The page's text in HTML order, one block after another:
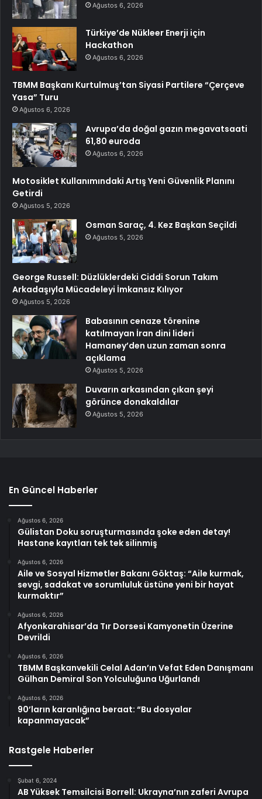
Ağustos 6, 2026
Türkiye’de Nükleer Enerji için
Hackathon
Ağustos 6, 2026
TBMM Başkanı Kurtulmuş’tan Siyasi Partilere “Çerçeve
Yasa” Turu
Ağustos 6, 2026
Avrupa’da doğal gazın megavatsaati
61,80 euroda
Ağustos 6, 2026
Motosiklet Kullanımındaki Artış Yeni Güvenlik Planını
Getirdi
Ağustos 5, 2026
Osman Saraç, 4. Kez Başkan Seçildi
Ağustos 5, 2026
George Russell: Düzlüklerdeki Ciddi Sorun Takım
Arkadaşıyla Mücadeleyi İmkansız Kılıyor
Ağustos 5, 2026
Babasının cenaze törenine
katılmayan İran dini lideri
Hamaney’den uzun zaman sonra
açıklama
Ağustos 5, 2026
Duvarın arkasından çıkan şeyi
görünce donakaldılar
Ağustos 5, 2026
En Güncel Haberler
Ağustos 6, 2026
Gülistan Doku soruşturmasında şoke eden detay!
Hastane kayıtları tek tek silinmiş
Ağustos 6, 2026
Aile ve Sosyal Hizmetler Bakanı Göktaş: “Aile kurmak,
sevgi, sadakat ve sorumluluk üstüne yeni bir hayat
kurmaktır”
Ağustos 6, 2026
Afyonkarahisar’da Tır Dorsesi Kamyonetin Üzerine
Devrildi
Ağustos 6, 2026
TBMM Başkanvekili Celal Adan’ın Vefat Eden Danışmanı
Gülhan Demiral Son Yolculuğuna Uğurlandı
Ağustos 6, 2026
90’ların karanlığına beraat: “Bu dosyalar
kapanmayacak”
Rastgele Haberler
Şubat 6, 2024
AB Yüksek Temsilcisi Borrell: Ukrayna’nın zaferi Avrupa